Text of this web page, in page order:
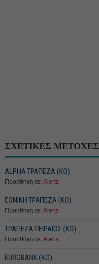
ΣΧΕΤΙΚΕΣ ΜΕΤΟΧΕΣ
ALPHA ΤΡΑΠΕΖΑ (ΚΟ)
Προσθήκη σε: Alerts
ΕΘΝΙΚΗ ΤΡΑΠΕΖΑ (KO)
Προσθήκη σε: Alerts
ΤΡΑΠΕΖΑ ΠΕΙΡΑΙΩΣ (ΚΟ)
Προσθήκη σε: Alerts
EUROBANK (ΚΟ)